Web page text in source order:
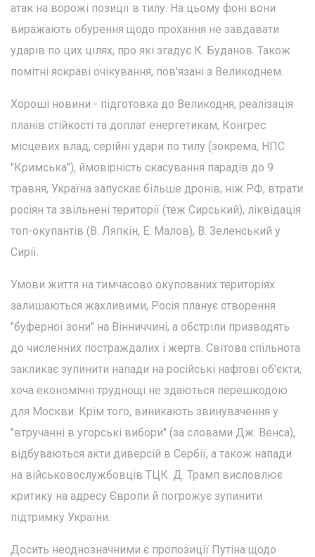
атак на ворожі позиції в тилу. На цьому фоні вони
виражають обурення щодо прохання не завдавати
ударів по цих цілях, про які згадує К. Буданов. Також
помітні яскраві очікування, пов'язані з Великоднем.
Хороші новини - підготовка до Великодня, реалізація
планів стійкості та доплат енергетикам, Конгрес
місцевих влад, серійні удари по тилу (зокрема, НПС
"Кримська"), ймовірність скасування парадів до 9
травня, Україна запускає більше дронів, ніж РФ, втрати
росіян та звільнені території (теж Сирський), ліквідація
топ-окупантів (В. Ляпкін, Е. Малов), В. Зеленський у
Сирії.
Умови життя на тимчасово окупованих територіях
залишаються жахливими, Росія планує створення
"буферної зони" на Вінниччині, а обстріли призводять
до численних постраждалих і жертв. Світова спільнота
закликає зупинити напади на російські нафтові об'єкти,
хоча економічні труднощі не здаються перешкодою
для Москви. Крім того, виникають звинувачення у
"втручанні в угорські вибори" (за словами Дж. Венса),
відбуваються акти диверсій в Сербії, а також напади
на військовослужбовців ТЦК. Д. Трамп висловлює
критику на адресу Європи й погрожує зупинити
підтримку України.
Досить неоднозначними є пропозиції Путіна щодо